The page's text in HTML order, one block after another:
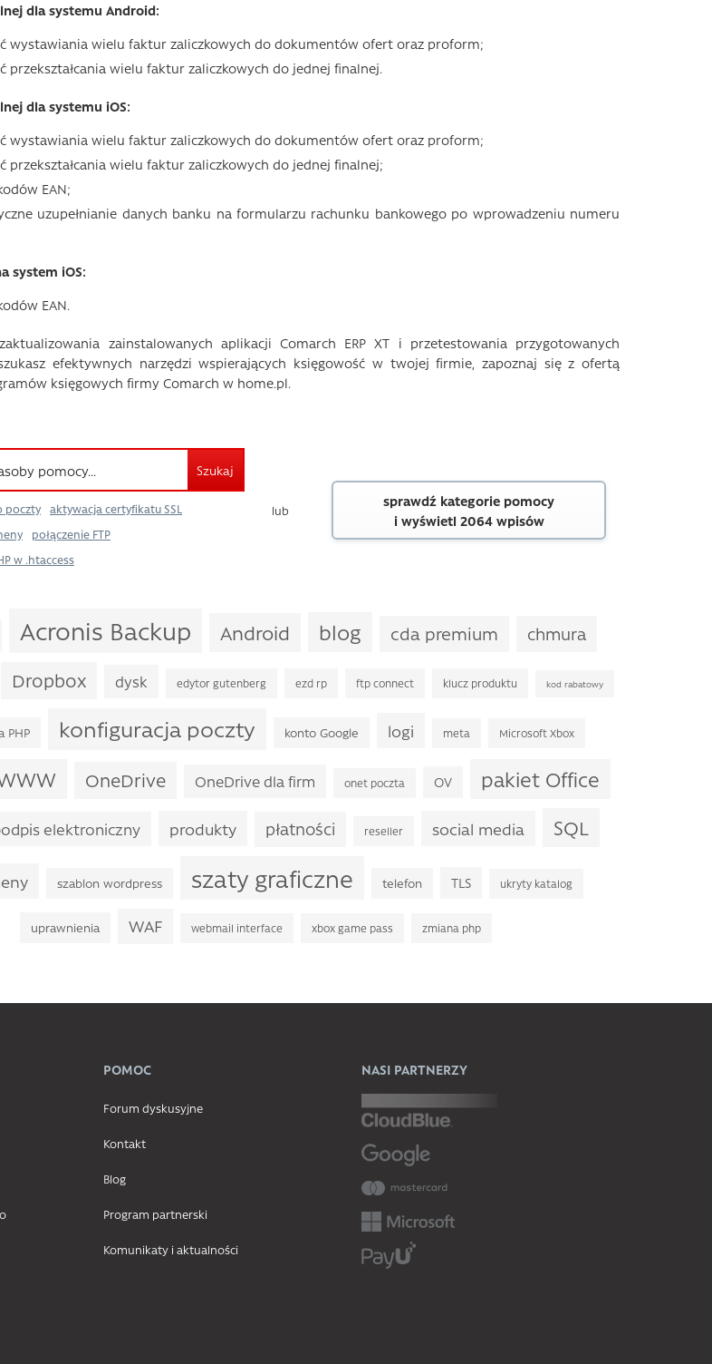
dla systemu Android:
wystawiania wielu faktur zaliczkowych do dokumentów ofert oraz proform;
przekształcania wielu faktur zaliczkowych do jednej finalnej.
dla systemu iOS:
wystawiania wielu faktur zaliczkowych do dokumentów ofert oraz proform;
przekształcania wielu faktur zaliczkowych do jednej finalnej;
EAN;
uzupełnianie danych banku na formularzu rachunku bankowego po wprowadzeniu numeru
system iOS:
EAN.
zainstalowanych aplikacji Comarch ERP XT i przetestowania przygotowanych
efektywnych narzędzi wspierających księgowość w twojej firmie, zapoznaj się z ofertą
księgowych firmy Comarch w home.pl.
Szukaj
poczty
aktywacja certyfikatu SSL
połączenie FTP
w .htaccess
lub
sprawdź kategorie pomocy
i wyświetl 2064 wpisów
Acronis Backup Android blog cda premium chmura
Dropbox dysk edytor gutenberg ezd rp ftp connect klucz produktu kod rabatowy
PHP konfiguracja poczty konto Google logi meta Microsoft Xbox
OneDrive OneDrive dla firm onet poczta OV pakiet Office
elektroniczny produkty płatności reseller social media SQL
szablon wordpress szaty graficzne telefon TLS ukryty katalog
uprawnienia WAF webmail interface xbox game pass zmiana php
POMOC
Forum dyskusyjne
Kontakt
Blog
Program partnerski
Komunikaty i aktualności
NASI PARTNERZY